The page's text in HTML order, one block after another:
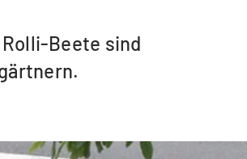
Beete sind